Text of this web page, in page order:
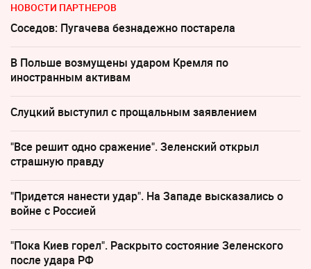
НОВОСТИ ПАРТНЕРОВ
Соседов: Пугачева безнадежно постарела
В Польше возмущены ударом Кремля по
иностранным активам
Слуцкий выступил с прощальным заявлением
"Все решит одно сражение". Зеленский открыл
страшную правду
"Придется нанести удар". На Западе высказались о
войне с Россией
"Пока Киев горел". Раскрыто состояние Зеленского
после удара РФ